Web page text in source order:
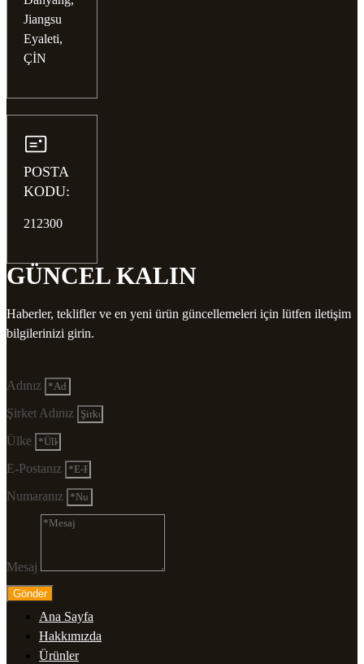
Jiangsu
Eyaleti,
ÇİN
POSTA
KODU:
212300
GÜNCEL KALIN
Haberler, teklifler ve en yeni ürün güncellemeleri için lütfen iletişim
bilgilerinizi girin.
Adınız
Şirket Adınız
Ülke
E-Postanız
Numaranız
Mesaj
Gönder
Ana Sayfa
Hakkımızda
Ürünler